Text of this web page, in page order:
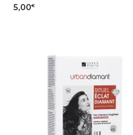
5,00€